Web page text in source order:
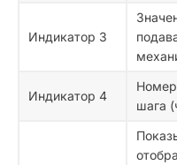
Индикатор 3
Индикатор 4
шага